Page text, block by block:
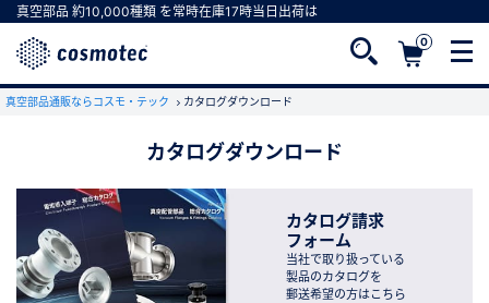
真空部品 約10,000種類 を常時在庫17時当日出荷は
0
会員登録がお済みでない方
会員登録をすれば、便利な機能がご利用いただけ
真空部品通販ならコスモ・テック カタログダウンロード
カタログダウンロード
カタログ請求
フォーム
当社で取り扱っている
製品のカタログを
郵送希望の方はこちら